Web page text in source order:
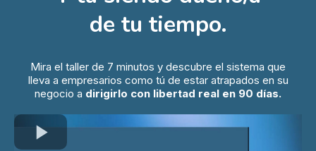
de tu tiempo.
Mira el taller de 7 minutos y descubre el sistema que
lleva a empresarios como tú de estar atrapados en su
negocio a dirigirlo con libertad real en 90 días.